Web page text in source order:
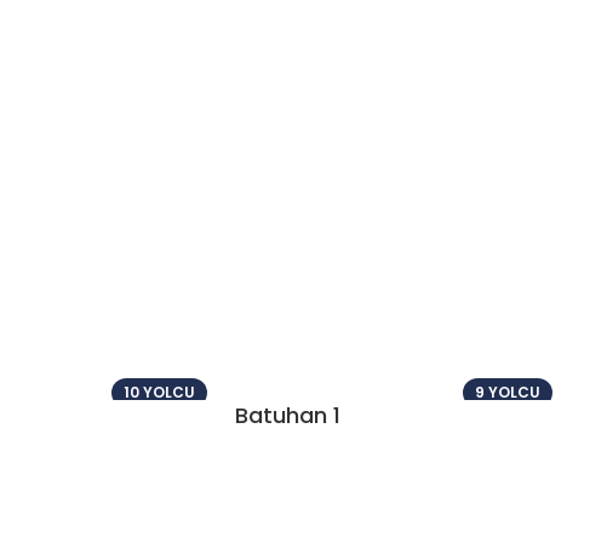
10 YOLCU
Batuhan 1
9 YOLCU